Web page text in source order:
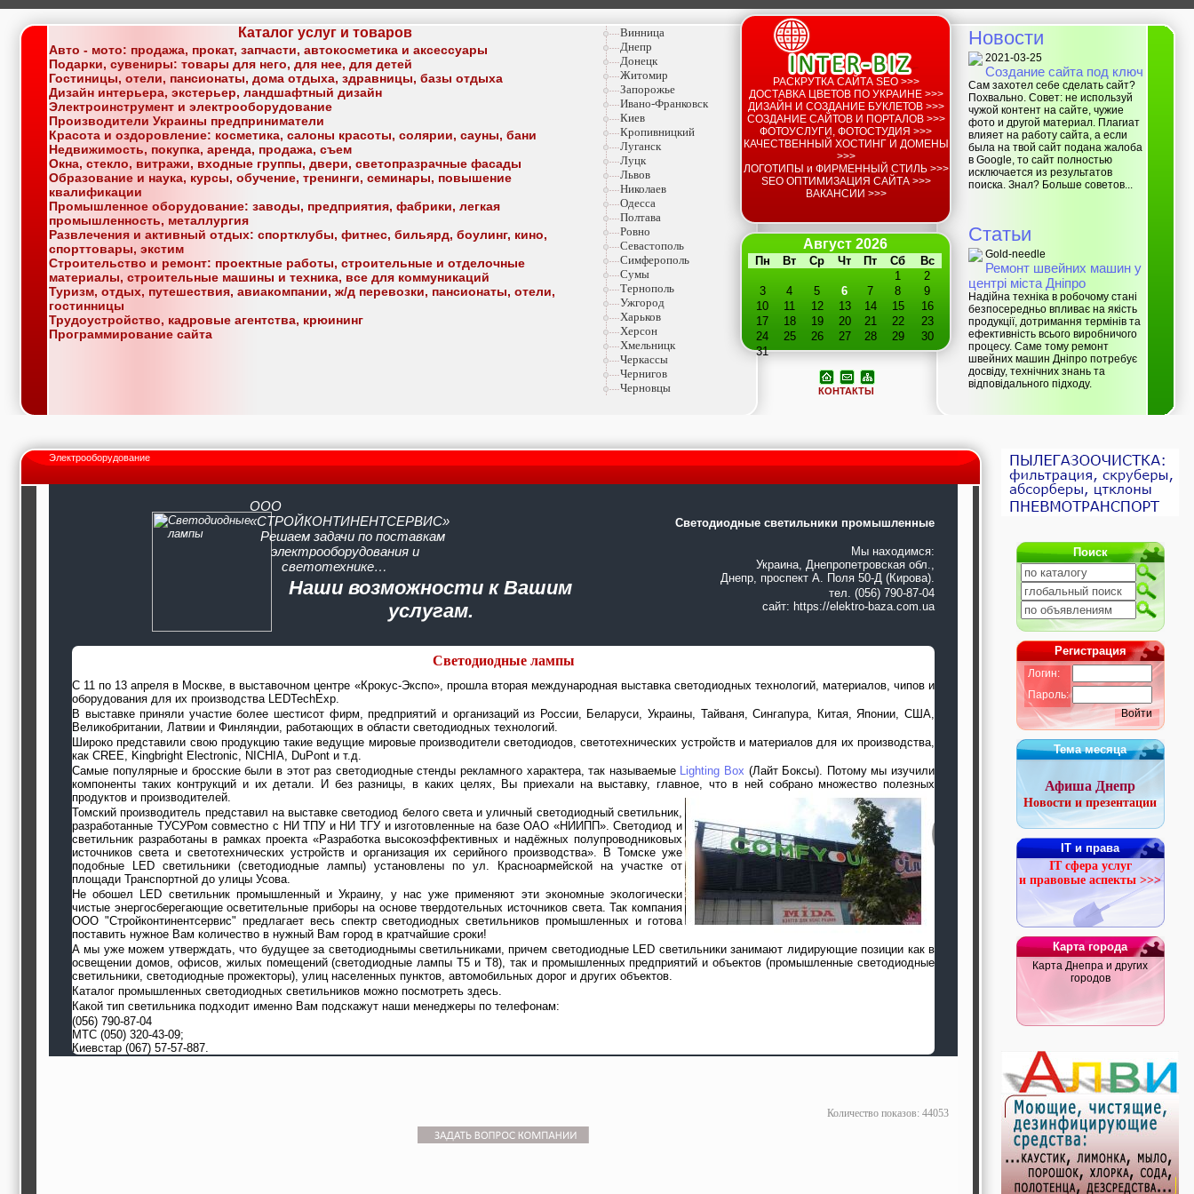
Каталог услуг и товаров
Авто - мото: продажа, прокат, запчасти, автокосметика и аксессуары
Подарки, сувениры: товары для него, для нее, для детей
Гостиницы, отели, пансионаты, дома отдыха, здравницы, базы отдыха
Дизайн интерьера, экстерьер, ландшафтный дизайн
Электроинструмент и электрооборудование
Производители Украины предприниматели
Красота и оздоровление: косметика, салоны красоты, солярии, сауны, бани
Недвижимость, покупка, аренда, продажа, съем
Окна, стекло, витражи, входные группы, двери, светопразрачные фасады
Образование и наука, курсы, обучение, тренинги, семинары, повышение
квалификации
Промышленное оборудование: заводы, предприятия, фабрики, легкая
промышленность, металлургия
Развлечения и активный отдых: спортклубы, фитнес, бильярд, боулинг, кино,
спорттовары, экстим
Строительство и ремонт: проектные работы, строительные и отделочные
материалы, строительные машины и техника, все для коммуникаций
Туризм, отдых, путешествия, авиакомпании, ж/д перевозки, пансионаты, отели,
гостинницы
Трудоустройство, кадровые агентства, крюининг
Программирование сайта
Винница
Днепр
Донецк
Житомир
Запорожье
Ивано-Франковск
Киев
Кропивницкий
Луганск
Луцк
Львов
Николаев
Одесса
Полтава
Ровно
Севастополь
Симферополь
Сумы
Тернополь
Ужгород
Харьков
Херсон
Хмельницк
Черкассы
Чернигов
Черновцы
РАСКРУТКА САЙТА SEO >>>
ДОСТАВКА ЦВЕТОВ ПО УКРАИНЕ >>>
ДИЗАЙН И СОЗДАНИЕ БУКЛЕТОВ >>>
СОЗДАНИЕ САЙТОВ И ПОРТАЛОВ >>>
ФОТОУСЛУГИ, ФОТОСТУДИЯ >>>
КАЧЕСТВЕННЫЙ ХОСТИНГ И ДОМЕНЫ
>>>
ЛОГОТИПЫ и ФИРМЕННЫЙ СТИЛЬ >>>
SEO ОПТИМИЗАЦИЯ САЙТА >>>
ВАКАНСИИ >>>
Август 2026
Пн Вт Ср Чт Пт Сб
Вс
1
2
3
4 5 6 7 8
9
10
11 12 13 14 15
16
17
18 19 20 21 22
23
24
25 26 27 28 29
30
31
КОНТАКТЫ
Новости
2021-03-25
Создание сайта под ключ
Сам захотел себе сделать сайт?
Похвально. Совет: не используй
чужой контент на сайте, чужие
фото и другой материал. Плагиат
влияет на работу сайта, а если
была на твой сайт подана жалоба
в Google, то сайт полностью
исключается из результатов
поиска. Знал? Больше советов...
Статьи
Gold-needle
Ремонт швейних машин у
центрі міста Дніпро
Надійна техніка в робочому стані
безпосередньо впливає на якість
продукції, дотримання термінів та
ефективність всього виробничого
процесу. Саме тому ремонт
швейних машин Дніпро потребує
досвіду, технічних знань та
відповідального підходу.
Электрооборудование
ООО
«СТРОЙКОНТИНЕНТСЕРВИС»
Решаем задачи по поставкам
электрооборудования и
светотехнике…
Наши возможности к Вашим
услугам.
Светодиодные светильники промышленные
Мы находимся:
Украина, Днепропетровская обл.,
Днепр, проспект А. Поля 50-Д (Кирова).
тел. (056) 790-87-04
сайт: https://elektro-baza.com.ua
Светодиодные лампы
С 11 по 13 апреля в Москве, в выставочном центре «Крокус-Экспо», прошла вторая международная выставка светодиодных технологий, материалов, чипов и
оборудования для их производства LEDTechExp.
В выставке приняли участие более шестисот фирм, предприятий и организаций из России, Беларуси, Украины, Тайваня, Сингапура, Китая, Японии, США,
Великобритании, Латвии и Финляндии, работающих в области светодиодных технологий.
Широко представили свою продукцию такие ведущие мировые производители светодиодов, светотехнических устройств и материалов для их производства,
как CREE, Kingbright Electronic, NICHIA, DuPont и т.д.
Самые популярные и бросские были в этот раз светодиодные стенды рекламного характера, так называемые Lighting Box (Лайт Боксы). Потому мы изучили
компоненты таких контрукций и их детали. И без разницы, в каких целях, Вы приехали на выставку, главное, что в ней собрано множество полезных
продуктов и производителей.
Томский производитель представил на выставке светодиод белого света и уличный светодиодный светильник,
разработанные ТУСУРом совместно с НИ ТПУ и НИ ТГУ и изготовленные на базе ОАО «НИИПП». Светодиод и
светильник разработаны в рамках проекта «Разработка высокоэффективных и надёжных полупроводниковых
источников света и светотехнических устройств и организация их серийного производства». В Томске уже
подобные LED светильники (светодиодные лампы) установлены по ул. Красноармейской на участке от
площади Транспортной до улицы Усова.
Не обошел LED светильник промышленный и Украину, у нас уже применяют эти экономные экологически
чистые энергосберегающие осветительные приборы на основе твердотельных источников света. Так компания
ООО "Стройконтинентсервис" предлагает весь спектр светодиодных светильников промышленных и готова
поставить нужное Вам количество в нужный Вам город в кратчайшие сроки!
А мы уже можем утверждать, что будущее за светодиоднымы светильниками, причем светодиодные LED светильники занимают лидирующие позиции как в
освещении домов, офисов, жилых помещений (светодиодные лампы Т5 и Т8), так и промышленных предприятий и объектов (промышленные светодиодные
светильники, светодиодные прожекторы), улиц населенных пунктов, автомобильных дорог и других объектов.
Каталог промышленных светодиодных светильников можно посмотреть здесь.
Какой тип светильника подходит именно Вам подскажут наши менеджеры по телефонам:
(056) 790-87-04
МТС (050) 320-43-09;
Киевстар (067) 57-57-887.
Количество показов: 44053
Поиск
Регистрация
Логин:
Пароль:
Войти
Тема месяца
Афиша Днепр
Новости и презентации
IT и права
IT сфера услуг
и правовые аспекты >>>
Карта города
Карта Днепра и других
городов